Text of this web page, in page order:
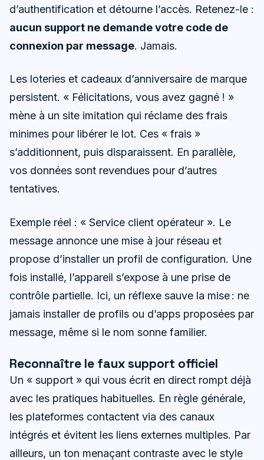
d’authentification et détourne l’accès. Retenez-le :
aucun support ne demande votre code de
connexion par message. Jamais.
Les loteries et cadeaux d’anniversaire de marque
persistent. « Félicitations, vous avez gagné ! »
mène à un site imitation qui réclame des frais
minimes pour libérer le lot. Ces « frais »
s’additionnent, puis disparaissent. En parallèle,
vos données sont revendues pour d’autres
tentatives.
Exemple réel : « Service client opérateur ». Le
message annonce une mise à jour réseau et
propose d’installer un profil de configuration. Une
fois installé, l’appareil s’expose à une prise de
contrôle partielle. Ici, un réflexe sauve la mise : ne
jamais installer de profils ou d’apps proposées par
message, même si le nom sonne familier.
Reconnaître le faux support officiel
Un « support » qui vous écrit en direct rompt déjà
avec les pratiques habituelles. En règle générale,
les plateformes contactent via des canaux
intégrés et évitent les liens externes multiples. Par
ailleurs, un ton menaçant contraste avec le style